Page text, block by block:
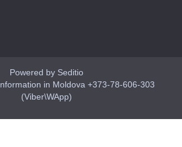
Powered by Seditio
in Moldova +373-78-606-303
(Viber\WApp)